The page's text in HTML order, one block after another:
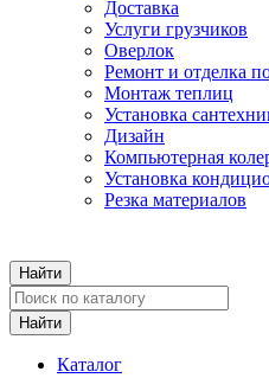
Доставка
Услуги грузчиков
Оверлок
Ремонт и отделка
Монтаж теплиц
Установка
Дизайн
Компьютерная
Установка
Резка материалов
Каталог